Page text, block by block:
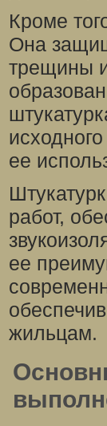
Кроме
Она
трещины
ее
работ,
ее
жильцам.